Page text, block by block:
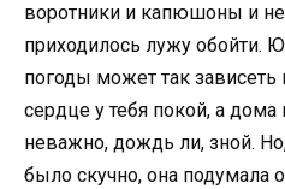
воротники и капюшоны и
приходилось лужу обойти.
погоды может так зависеть
сердце у тебя покой, а
неважно, дождь ли, зной.
было скучно, она подумала